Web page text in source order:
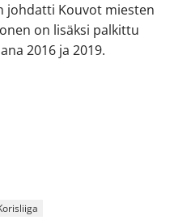
johdatti Kouvot miesten
on lisäksi palkittu
2016 ja 2019.